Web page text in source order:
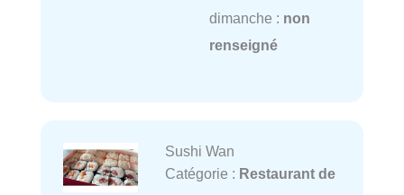
dimanche : non
renseigné
Sushi Wan
Catégorie : Restaurant de